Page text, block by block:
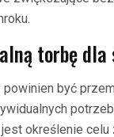
torbę dla
być
określenie celu